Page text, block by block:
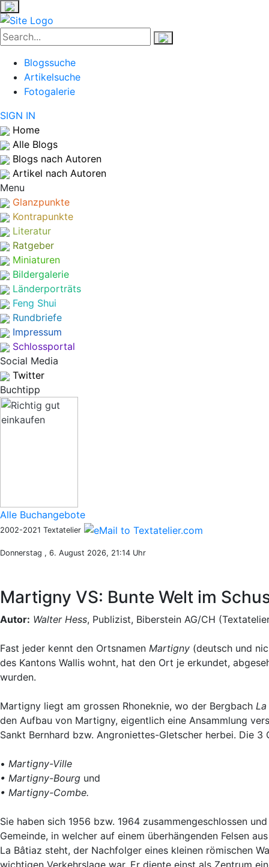
Blogssuche
Artikelsuche
Fotogalerie
SIGN IN
Home
Alle Blogs
Blogs nach Autoren
Artikel nach Autoren
Menu
Glanzpunkte
Kontrapunkte
Literatur
Ratgeber
Miniaturen
Bildergalerie
Länderporträts
Feng Shui
Rundbriefe
Impressum
Schlossportal
Social Media
Twitter
Buchtipp
Alle Buchangebote
2002-2021 Textatelier
Donnerstag , 6. August 2026, 21:14 Uhr
Martigny VS: Bunte Welt im
Autor: Walter Hess, Publizist, Biberstein AG/CH
Fast jeder kennt den Ortsnamen Martigny (deutsch und
des Kantons Wallis wohnt, hat den Ort je erkundet,
wurden.
Martigny liegt am grossen Rhoneknie, wo der Bergbach
den Aufbau von Martigny, eigentlich eine Ansammlung
Sankt Bernhard bzw. Angroniettes-Gletscher herbei. Die 3
• Martigny-Ville
• Martigny-Bourg und
• Martigny-Combe.
Sie haben sich 1956 bzw. 1964 zusammengeschlossen
Gemeinde, in welcher auf einem überhängenden Felsen
La Bâtiaz steht, der Nachfolger eines kleinen römischen
wichtigen Verkehrslage war. Er diente einst als Zentrum